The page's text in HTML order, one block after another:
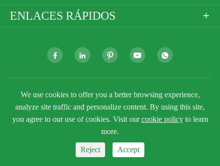
ENLACES RÁPIDOS 
    
Derechos DE AUTOR ©Golden Paper Company
LimitedTodos los derechos reservados.
Sitemap
Política de privacidad

We use cookies to offer you a better browsing experience,
analyze site traffic and personalize content. By using this site,
you agree to our use of cookies. Visit ourcookie policyto learn
more.
Reject Accept